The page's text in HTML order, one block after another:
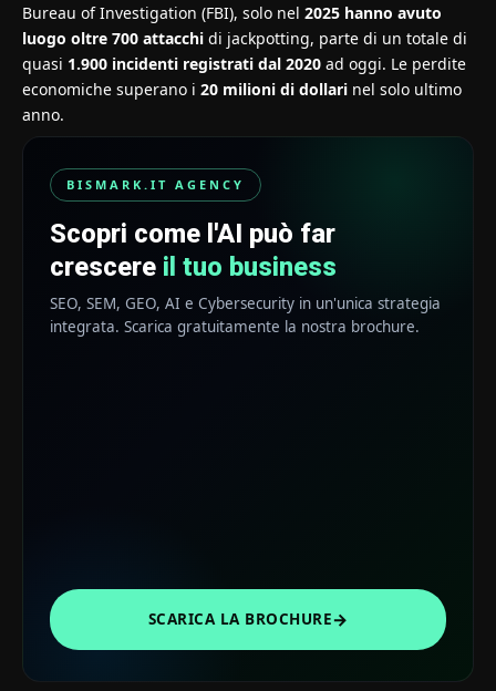
Bureau of Investigation (FBI), solo nel 2025 hanno avuto
luogo oltre 700 attacchi di jackpotting, parte di un totale di
quasi 1.900 incidenti registrati dal 2020 ad oggi. Le perdite
economiche superano i 20 milioni di dollari nel solo ultimo
anno.
BISMARK.IT AGENCY
Scopri come l'AI può far
crescere il tuo business
SEO, SEM, GEO, AI e Cybersecurity in un'unica strategia
integrata. Scarica gratuitamente la nostra brochure.
SCARICA LA BROCHURE→